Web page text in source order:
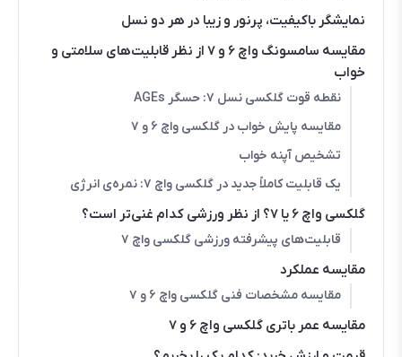
نمایشگر باکیفیت، پرنور و زیبا در هر دو نسل
مقایسه سامسونگ واچ ۶ و ۷ از نظر قابلیت‌های سلامتی و
خواب
نقطه قوت گلکسی نسل ۷: حسگر AGEs
مقایسه پایش خواب در گلکسی واچ ۶ و ۷
تشخیص آپنه خواب
یک قابلیت کاملاً جدید در گلکسی واچ ۷: نمره‌ی انرژی
گلکسی واچ ۶ یا ۷؟ از نظر ورزشی کدام غنی‌تر است؟
قابلیت‌های پیشرفته ورزشی گلکسی واچ ۷
مقایسه عملکرد
مقایسه مشخصات فنی گلکسی واچ ۶ و ۷
مقایسه عمر باتری گلکسی واچ ۶ و ۷